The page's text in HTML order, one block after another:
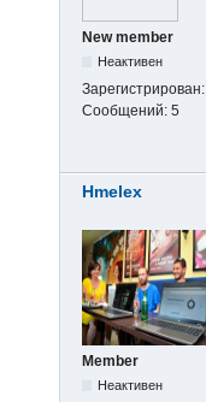
New member
Неактивен
Зарегистрирован:
Сообщений: 5
Hmelex
Member
Неактивен